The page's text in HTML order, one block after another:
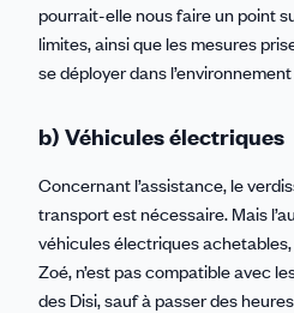
pourrait-elle nous faire un point
limites, ainsi que les mesures
se déployer dans
b) Véhicules électriques
Concernant l’assistance, le
transport est nécessaire. Mais
véhicules électriques
Zoé, n’est pas compatible avec
des Disi, sauf à passer des